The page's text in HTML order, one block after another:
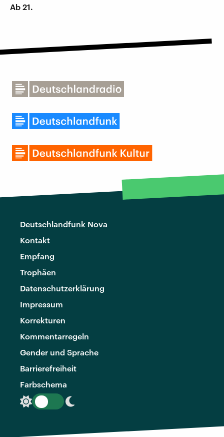
Ab 21.
Deutschlandfunk Nova
Kontakt
Empfang
Trophäen
Datenschutzerklärung
Impressum
Korrekturen
Kommentarregeln
Gender und Sprache
Barrierefreiheit
Farbschema